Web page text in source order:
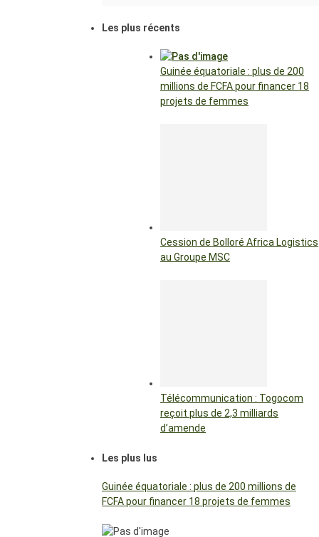
Les plus récents
Guinée équatoriale : plus de 200
millions de FCFA pour financer 18
projets de femmes
Cession de Bolloré Africa Logistics
au Groupe MSC
Télécommunication : Togocom
reçoit plus de 2,3 milliards
d’amende
Les plus lus
Guinée équatoriale : plus de 200 millions de
FCFA pour financer 18 projets de femmes